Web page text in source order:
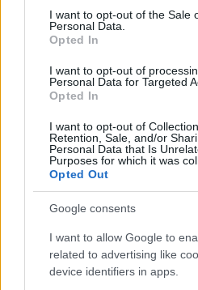
consent section.
I want to opt-out of the Sale
Personal Data.
Opted In
I want to opt-out of
Personal Data for Targeted
Opted In
I want to opt-out of
Retention, Sale, and/or
Personal Data that Is
Purposes for which it was
Opted Out
Google consents
I want to allow Google to
related to advertising like
device identifiers in apps.